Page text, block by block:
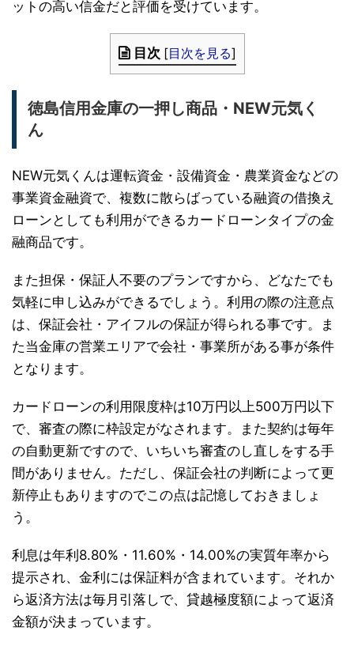
ットの高い信金だと評価を受けています。
目次 [目次を見る]
徳島信用金庫の一押し商品・NEW元気く
ん
NEW元気くんは運転資金・設備資金・農業資金などの
事業資金融資で、複数に散らばっている融資の借換え
ローンとしても利用ができるカードローンタイプの金
融商品です。
また担保・保証人不要のプランですから、どなたでも
気軽に申し込みができるでしょう。利用の際の注意点
は、保証会社・アイフルの保証が得られる事です。ま
た当金庫の営業エリアで会社・事業所がある事が条件
となります。
カードローンの利用限度枠は10万円以上500万円以下
で、審査の際に枠設定がなされます。また契約は毎年
の自動更新ですので、いちいち審査のし直しをする手
間がありません。ただし、保証会社の判断によって更
新停止もありますのでこの点は記憶しておきましょ
う。
利息は年利8.80%・11.60%・14.00%の実質年率から
提示され、金利には保証料が含まれています。それか
ら返済方法は毎月引落しで、貸越極度額によって返済
金額が決まっています。